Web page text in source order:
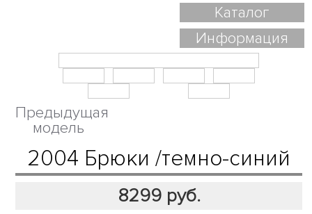
Каталог
Информация
Предыдущая
модель
2004 Брюки /темно-синий
8299руб.